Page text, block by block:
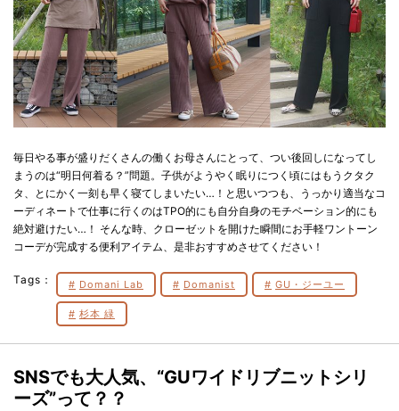
毎日やる事が盛りだくさんの働くお母さんにとって、つい後回しになってし
まうのは“明日何着る？”問題。子供がようやく眠りにつく頃にはもうクタク
タ、とにかく一刻も早く寝てしまいたい…！と思いつつも、うっかり適当なコ
ーディネートで仕事に行くのはTPO的にも自分自身のモチベーション的にも
絶対避けたい…！ そんな時、クローゼットを開けた瞬間にお手軽ワントーン
コーデが完成する便利アイテム、是非おすすめさせてください！
Tags： Domani Lab Domanist GU・ジーユー
杉本 緑
SNSでも大人気、“GUワイドリブニットシリ
ーズ”って？？